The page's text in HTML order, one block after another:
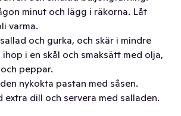
minut och lägg i räkorna. Låt
varma.
och gurka, och skär i mindre
ihop i en skål och smaksätt med olja,
peppar.
nykokta pastan med såsen.
extra dill och servera med salladen.